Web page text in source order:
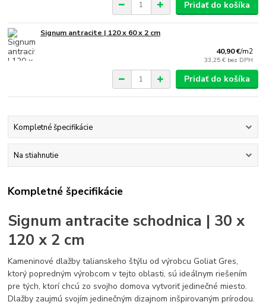
Pridať do košíka
Signum antracite | 120 x 60 x 2 cm
40,90 €/m2
33,25 € bez DPH
Pridať do košíka
Kompletné špecifikácie
Na stiahnutie
Kompletné špecifikácie
Signum antracite schodnica | 30 x
120 x 2 cm
Kameninové dlažby talianskeho štýlu od výrobcu Goliat Gres,
ktorý popredným výrobcom v tejto oblasti, sú ideálnym riešením
pre tých, ktorí chcú zo svojho domova vytvoriť jedinečné miesto.
Dlažby zaujmú svojím jedinečným dizajnom inšpirovaným prírodou.